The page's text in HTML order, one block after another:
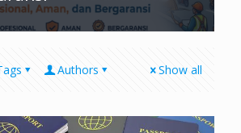
Authors Show all